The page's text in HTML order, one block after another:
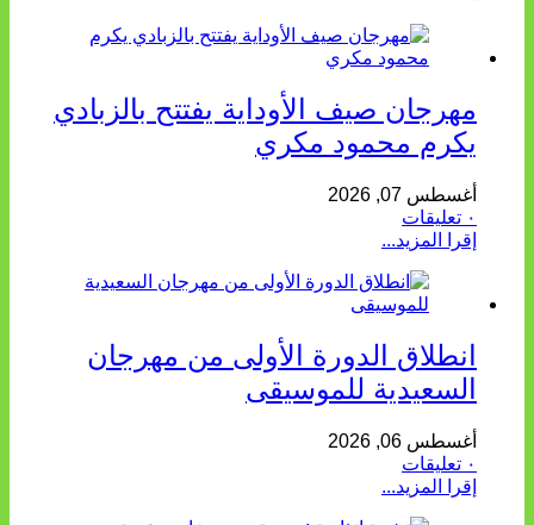
مهرجان صيف الأوداية يفتتح بالزبادي
يكرم محمود مكري
أغسطس 07, 2026
٠ تعليقات
إقرا المزيد...
انطلاق الدورة الأولى من مهرجان
السعيدية للموسيقى
أغسطس 06, 2026
٠ تعليقات
إقرا المزيد...